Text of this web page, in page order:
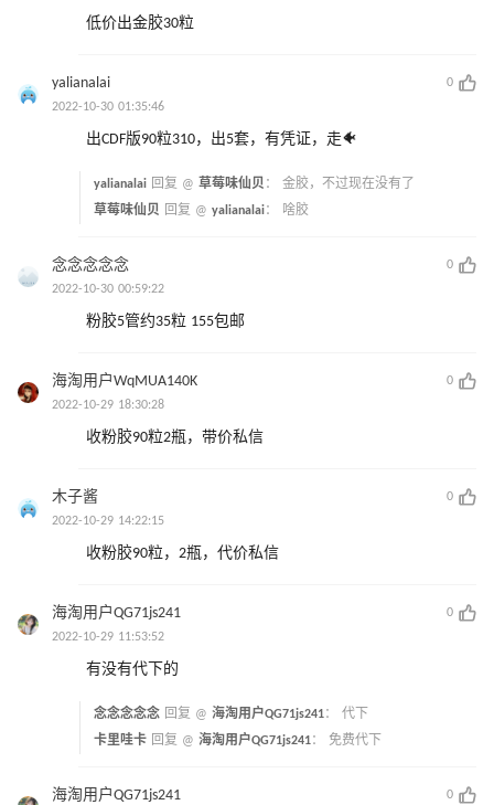
低价出金胶30粒
yalianalai
0
2022-10-30 01:35:46
出CDF版90粒310，出5套，有凭证，走🐠
yalianalai 回复 @ 草莓味仙贝 ： 金胶，不过现在没有了
草莓味仙贝 回复 @ yalianalai： 啥胶
念念念念念
0
2022-10-30 00:59:22
粉胶5管约35粒 155包邮
海淘用户WqMUA140K
0
2022-10-29 18:30:28
收粉胶90粒2瓶，带价私信
木子酱
0
2022-10-29 14:22:15
收粉胶90粒，2瓶，代价私信
海淘用户QG71js241
0
2022-10-29 11:53:52
有没有代下的
念念念念念 回复 @ 海淘用户QG71js241： 代下
卡里哇卡 回复 @ 海淘用户QG71js241： 免费代下
海淘用户QG71js241
0